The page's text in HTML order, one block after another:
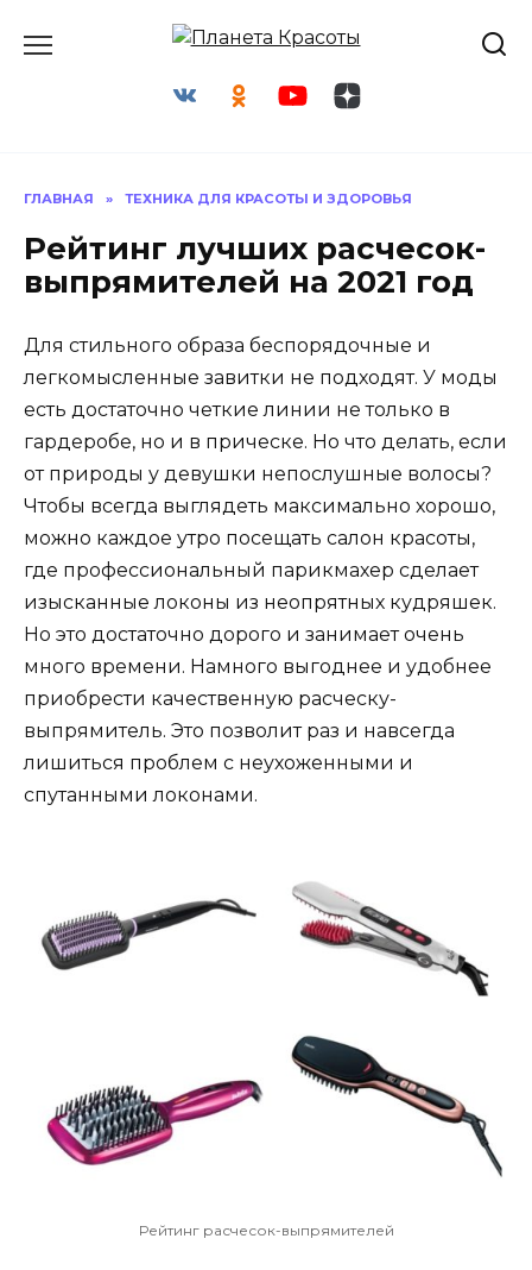
ГЛАВНАЯ » ТЕХНИКА ДЛЯ КРАСОТЫ И ЗДОРОВЬЯ
Рейтинг лучших расчесок-
выпрямителей на 2021 год
Для стильного образа беспорядочные и
легкомысленные завитки не подходят. У моды
есть достаточно четкие линии не только в
гардеробе, но и в прическе. Но что делать, если
от природы у девушки непослушные волосы?
Чтобы всегда выглядеть максимально хорошо,
можно каждое утро посещать салон красоты,
где профессиональный парикмахер сделает
изысканные локоны из неопрятных кудряшек.
Но это достаточно дорого и занимает очень
много времени. Намного выгоднее и удобнее
приобрести качественную расческу-
выпрямитель. Это позволит раз и навсегда
лишиться проблем с неухоженными и
спутанными локонами.
Рейтинг расчесок-выпрямителей